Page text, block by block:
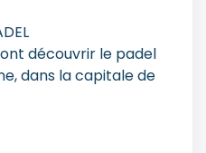
découvrir le padel
dans la capitale de